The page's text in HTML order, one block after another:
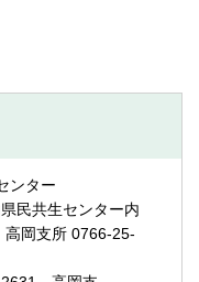
ンター
民共生センター内
岡支所 0766-25-